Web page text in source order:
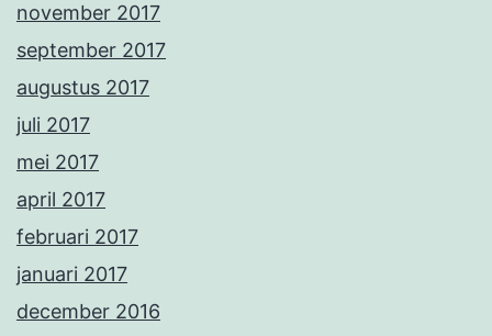
november 2017
september 2017
augustus 2017
juli 2017
mei 2017
april 2017
februari 2017
januari 2017
december 2016